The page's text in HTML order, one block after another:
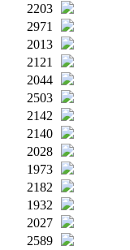
2203
2971
2013
2121
2044
2503
2142
2140
2028
1973
2182
1932
2027
2589